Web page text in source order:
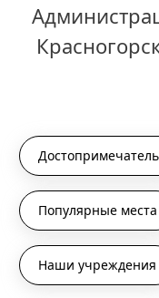
Популярные места
Наши учреждения